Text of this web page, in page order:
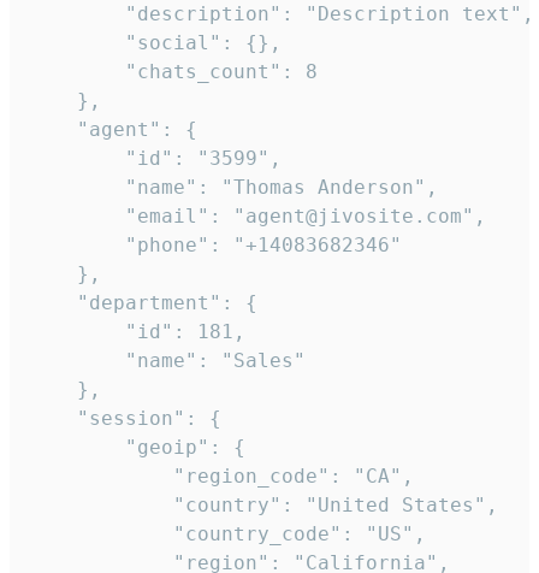
        "description": "Description text",
        "social": {},
        "chats_count": 8
    },
    "agent": {
        "id": "3599",
        "name": "Thomas Anderson",
        "email": "agent@jivosite.com",
        "phone": "+14083682346"
    },
    "department": {
        "id": 181,
        "name": "Sales"
    },
    "session": {
        "geoip": {
            "region_code": "CA",
            "country": "United States",
            "country_code": "US",
            "region": "California",